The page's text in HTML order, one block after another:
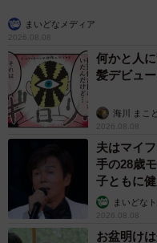
まいどなメディア
2026.08.08
何かと人
髪デビュ
海川 まこと
2026.08.08
夫はマイ
手の28歳
子ともに
まいどな
2026.08.08
お盆明け